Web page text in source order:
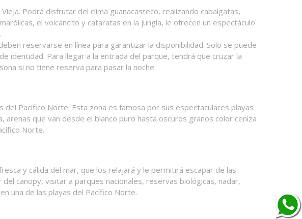
Podrá disfrutar del clima guanacasteco, realizando cabalgatas,
el volcancito y cataratas en la jungla, le ofrecen un espectáculo
reservarse en línea para garantizar la disponibilidad. Solo se puede
identidad. Para llegar a la entrada del parque, tendrá que cruzar la
si no tiene reserva para pasar la noche.
del Pacífico Norte. Esta zona es famosa por sus espectaculares playas
que van desde el blanco puro hasta oscuros granos color ceniza
Norte.
y cálida del mar, que los relajará y le permitirá escapar de las
canopy, visitar a parques nacionales, reservas biológicas, nadar,
una de las playas del Pacífico Norte.